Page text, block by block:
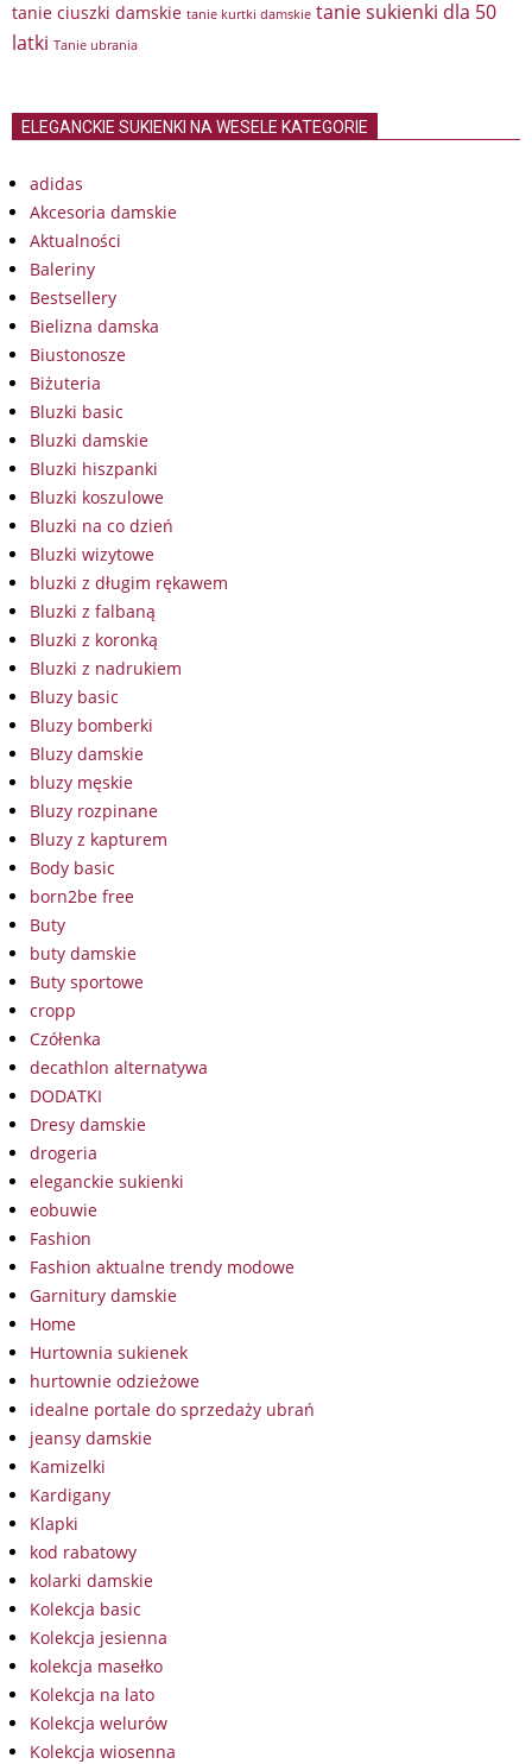
tanie ciuszki damskie tanie kurtki damskie tanie sukienki dla 50
latki Tanie ubrania
ELEGANCKIE SUKIENKI NA WESELE KATEGORIE
adidas
Akcesoria damskie
Aktualności
Baleriny
Bestsellery
Bielizna damska
Biustonosze
Biżuteria
Bluzki basic
Bluzki damskie
Bluzki hiszpanki
Bluzki koszulowe
Bluzki na co dzień
Bluzki wizytowe
bluzki z długim rękawem
Bluzki z falbaną
Bluzki z koronką
Bluzki z nadrukiem
Bluzy basic
Bluzy bomberki
Bluzy damskie
bluzy męskie
Bluzy rozpinane
Bluzy z kapturem
Body basic
born2be free
Buty
buty damskie
Buty sportowe
cropp
Czółenka
decathlon alternatywa
DODATKI
Dresy damskie
drogeria
eleganckie sukienki
eobuwie
Fashion
Fashion aktualne trendy modowe
Garnitury damskie
Home
Hurtownia sukienek
hurtownie odzieżowe
idealne portale do sprzedaży ubrań
jeansy damskie
Kamizelki
Kardigany
Klapki
kod rabatowy
kolarki damskie
Kolekcja basic
Kolekcja jesienna
kolekcja masełko
Kolekcja na lato
Kolekcja welurów
Kolekcja wiosenna